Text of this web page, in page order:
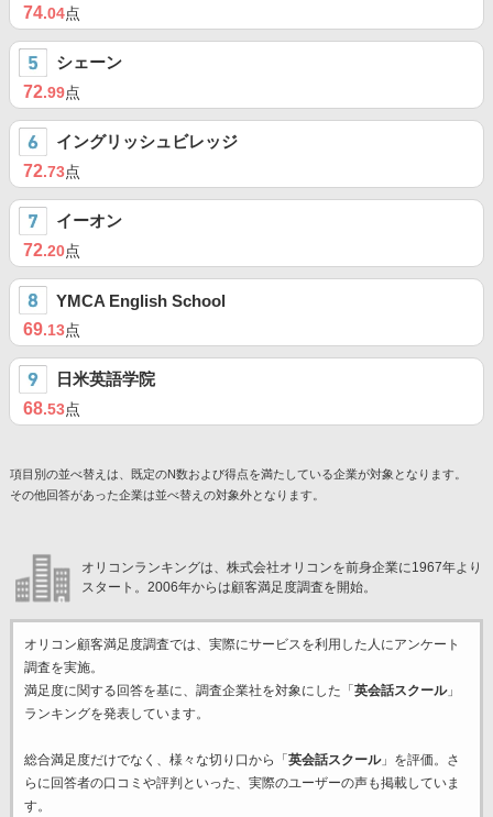
74.04点
シェーン
72.99点
イングリッシュビレッジ
72.73点
イーオン
72.20点
YMCA English School
69.13点
日米英語学院
68.53点
項目別の並べ替えは、既定のN数および得点を満たしている企業が対象となります。
その他回答があった企業は並べ替えの対象外となります。
オリコンランキングは、株式会社オリコンを前身企業に1967年より
スタート。2006年からは顧客満足度調査を開始。
オリコン顧客満足度調査では、実際にサービスを利用した 人にアンケート
調査を実施。
満足度に関する回答を基に、調査企業社を対象にした「 英会話スクール」
ランキングを発表しています。
総合満足度だけでなく、様々な切り口から「 英会話スクール」を評価。さ
らに回答者の口コミや評判といった、実際のユーザーの声も掲載していま
す。